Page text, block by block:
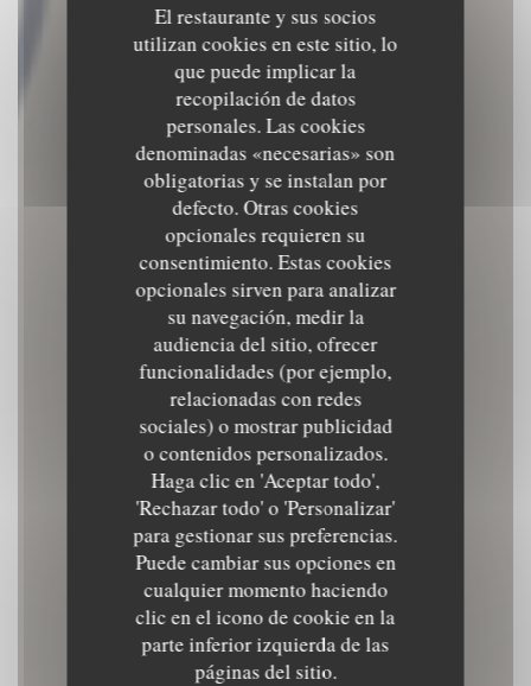
El restaurante y sus socios
utilizan cookies en este sitio, lo
que puede implicar la
recopilación de datos
personales. Las cookies
denominadas «necesarias» son
obligatorias y se instalan por
defecto. Otras cookies
opcionales requieren su
consentimiento. Estas cookies
opcionales sirven para analizar
su navegación, medir la
audiencia del sitio, ofrecer
funcionalidades (por ejemplo,
relacionadas con redes
sociales) o mostrar publicidad
o contenidos personalizados.
Haga clic en 'Aceptar todo',
'Rechazar todo' o 'Personalizar'
para gestionar sus preferencias.
Puede cambiar sus opciones en
cualquier momento haciendo
clic en el icono de cookie en la
parte inferior izquierda de las
páginas del sitio.
GAMIN
PUB|SAINT-NAZAIRE
RESERVAR UNA MESA